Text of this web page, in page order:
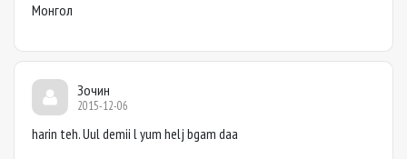
Монгол
Зочин
2015-12-06
harin teh. Uul demii l yum helj bgam daa